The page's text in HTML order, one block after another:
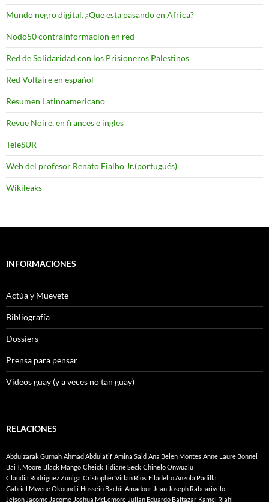
Mundo negro digital. ¿Que esta pasando en Africa?
Nodo50 contrainformacion en red
Red de Solidaridad con los Prisioneros Palestinos
Red Voltaire en español
Resumen Latinoamericano
Revue Noire, en frances e ingles
TeleSUR
Web del profesor Renato Fialho Jr.(portugués)
Wikileaks
INFORMACIONES
Actúa y Muevete
Bibliografía
Dossiers
Prensa para pensar
Videos guay (y a veces no tan guay)
RELACIONES
Abdulzarak Gurnah Ahmad Abdulatif Amina Said Ana Belen Montes Anne Laure Bonnel
Bai T. Moore Black Mango Cheick Tidiane Seck Chinelo Onwualu
Claudia Rodriguez Zuñiga Cristopher Virlan Rios Filadelfo Anzola Padilla
Gabriel Mwene Okoundji Hussein Bachir Amadour Jean Joseph Rabearivelo
Jeison Jacome Jacome Joshua McLemore Julian Eduardo Baltazar Kamel Riahi